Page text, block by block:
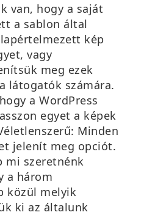
van, hogy a saját
a sablon által
kép
vagy
meg ezek
látogatók számára.
a WordPress
egyet a képek
Minden
jelenít meg opciót.
mi szeretnénk
a három
közül melyik
ki az általunk